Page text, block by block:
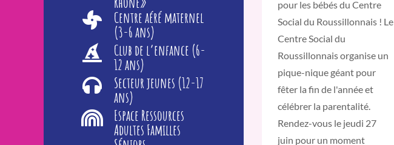
Centre aéré maternel
(3-6 ans)
Club de l’enfance (6-
12 ans)
Secteur jeunes (12-17
ans)
Espace Ressources
Adultes Familles
pour les bébés du Centre
Social du Roussillonnais ! Le
Centre Social du
Roussillonnais organise un
pique-nique géant pour
fêter la fin de l'année et
célébrer la parentalité.
Rendez-vous le jeudi 27
juin pour un moment